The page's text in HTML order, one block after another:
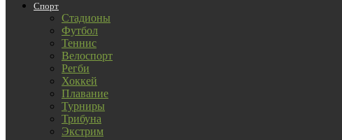
Спорт
Стадионы
Футбол
Теннис
Велоспорт
Регби
Хоккей
Плавание
Турниры
Трибуна
Экстрим